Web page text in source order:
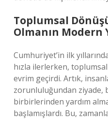
Toplumsal
Olmanın Modern
Cumhuriyet’in ilk
hızla ilerlerken, toplumsal
evrim geçirdi. Artık,
zorunluluğundan ziyade,
birbirlerinden yardım
başlamışlardı. Bu,